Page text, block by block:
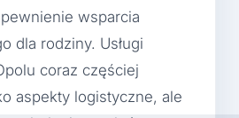
wsparcia
dla rodziny. Usługi
coraz częściej
aspekty logistyczne, ale